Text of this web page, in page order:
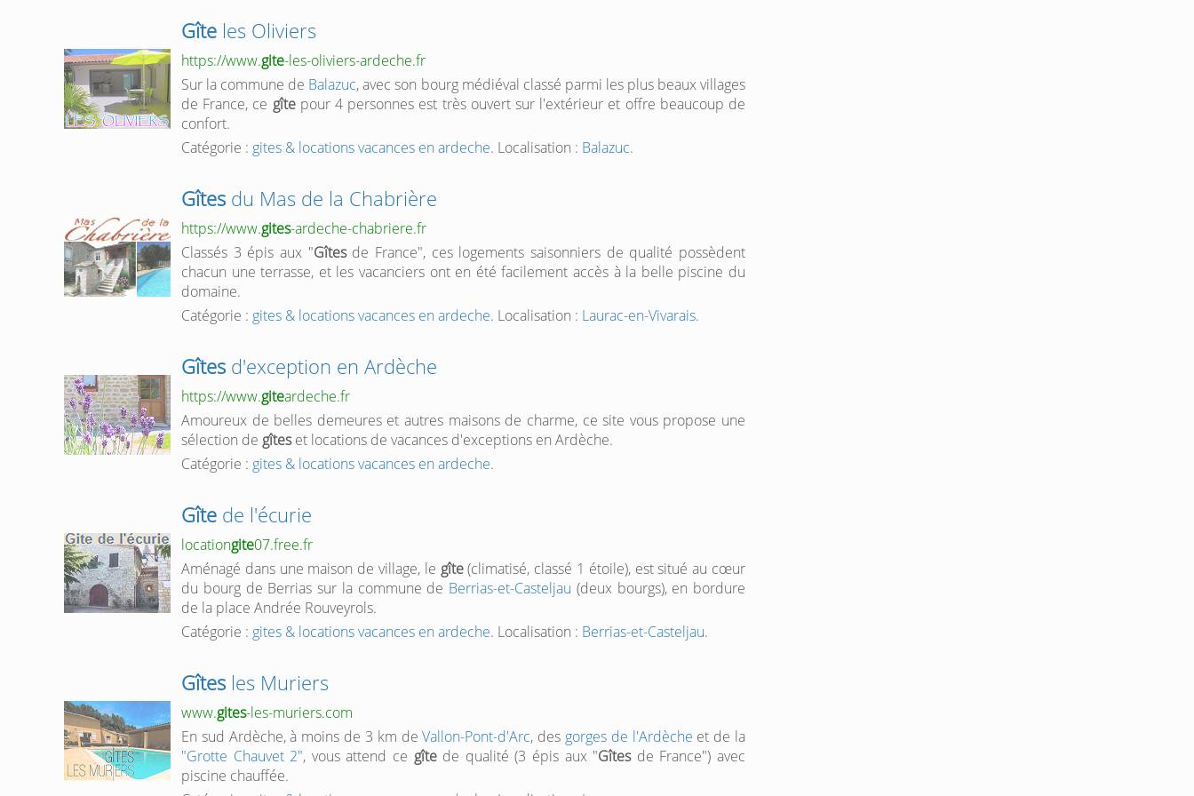
Gîte les Oliviers
https://www.gite-les-oliviers-ardeche.fr
Sur la commune de Balazuc, avec son bourg médiéval classé parmi les plus beaux villages
de France, ce gîtepour 4 personnes est très ouvert sur l'extérieur et offre beaucoup de
confort.
Catégorie : gites & locations vacances en ardeche. Localisation : Balazuc.
Gîtes du Mas de la Chabrière
https://www.gites-ardeche-chabriere.fr
Classés 3 épis aux "Gîtesde France", ces logements saisonniers de qualité possèdent
chacun une terrasse, et les vacanciers ont en été facilement accès à la belle piscine du
domaine.
Catégorie : gites & locations vacances en ardeche. Localisation : Laurac-en-Vivarais.
Gîtes d'exception en Ardèche
https://www.giteardeche.fr
Amoureux de belles demeures et autres maisons de charme, ce site vous propose une
sélection de gîteset locations de vacances d'exceptions en Ardèche.
Catégorie : gites & locations vacances en ardeche.
Gîte de l'écurie
locationgite07.free.fr
Aménagé dans une maison de village, le gîte(climatisé, classé 1 étoile), est situé au cœur
du bourg de Berrias sur la commune de Berrias-et-Casteljau (deux bourgs), en bordure
de la place Andrée Rouveyrols.
Catégorie : gites & locations vacances en ardeche. Localisation : Berrias-et-Casteljau.
Gîtes les Muriers
www.gites-les-muriers.com
En sud Ardèche, à moins de 3 km deVallon-Pont-d'Arc, des gorges de l'Ardèche et de la
"Grotte Chauvet 2", vous attend ce gîtede qualité (3 épis aux "Gîtesde France") avec
piscine chauffée.